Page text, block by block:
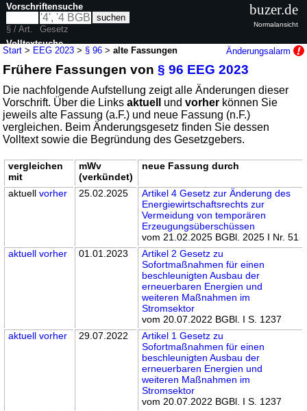
Start > EEG 2023 > § 96 >alte Fassungen Änderungsalarm
Frühere Fassungen von§ 96 EEG 2023
Die nachfolgende Aufstellung zeigt alle Änderungen dieser
Vorschrift. Über die Linksaktuell undvorher können Sie
jeweils alte Fassung (a.F.) und neue Fassung (n.F.)
vergleichen. Beim Änderungsgesetz finden Sie dessen
Volltext sowie die Begründung des Gesetzgebers.
vergleichen
mit
mWv
(verkündet)
neue Fassung durch
aktuellvorher 25.02.2025
Artikel 4 Gesetz zur Änderung des
Energiewirtschaftsrechts zur
Vermeidung von temporären
Erzeugungsüberschüssen
vom 21.02.2025 BGBl. 2025 I Nr. 51
aktuell vorher 01.01.2023
Artikel 2 Gesetz zu
Sofortmaßnahmen für einen
beschleunigten Ausbau der
erneuerbaren Energien und
weiteren Maßnahmen im
Stromsektor
vom 20.07.2022 BGBl. I S. 1237
aktuell vorher 29.07.2022
Artikel 1 Gesetz zu
Sofortmaßnahmen für einen
beschleunigten Ausbau der
erneuerbaren Energien und
weiteren Maßnahmen im
Stromsektor
vom 20.07.2022 BGBl. I S. 1237
Vorschriftensuche
§ / Art.
Gesetz
Volltextsuche
nur in EEG 2023
buzer.de
Normalansicht